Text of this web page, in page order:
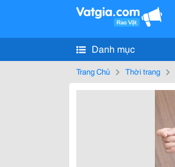
Danh mục
Trang Chủ Thời trang